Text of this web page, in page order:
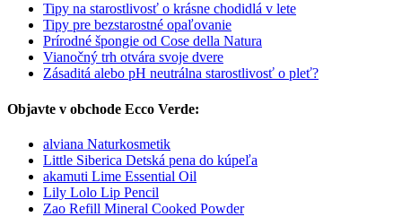
Tipy na starostlivosť o krásne chodidlá v lete
Tipy pre bezstarostné opaľovanie
Prírodné špongie od Cose della Natura
Vianočný trh otvára svoje dvere
Zásaditá alebo pH neutrálna starostlivosť o pleť?
Objavte v obchode Ecco Verde:
alviana Naturkosmetik
Little Siberica Detská pena do kúpeľa
akamuti Lime Essential Oil
Lily Lolo Lip Pencil
Zao Refill Mineral Cooked Powder